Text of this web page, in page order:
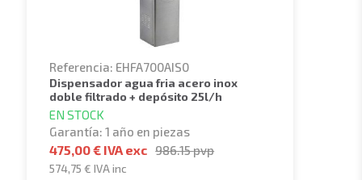
Referencia: EHFA700AIS0
dispensador agua fria acero inox
doble filtrado + depósito 25l/h
EN STOCK
Garantía: 1 año en piezas
475,00 € IVA exc 986.15pvp
574,75 €IVA inc